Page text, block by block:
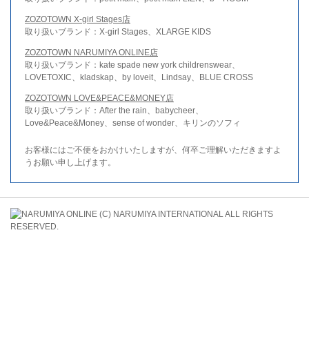
ZOZOTOWN X-girl Stages店
取り扱いブランド：X-girl Stages、XLARGE KIDS
ZOZOTOWN NARUMIYA ONLINE店
取り扱いブランド：kate spade new york childrenswear、
LOVETOXIC、kladskap、by loveit、Lindsay、BLUE CROSS
ZOZOTOWN LOVE&PEACE&MONEY店
取り扱いブランド：After the rain、babycheer、
Love&Peace&Money、sense of wonder、キリンのソフィ
お客様にはご不便をおかけいたしますが、何卒ご理解いただきますよ
うお願い申し上げます。